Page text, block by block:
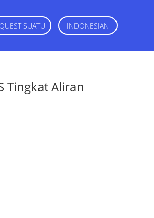
SUATU INDONESIAN
Tingkat Aliran